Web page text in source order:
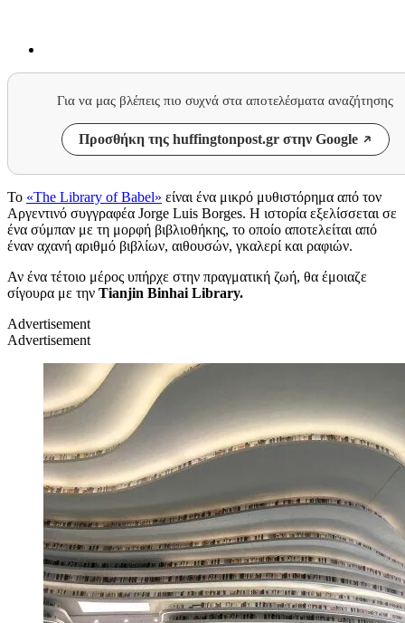
Για να μας βλέπεις πιο συχνά στα αποτελέσματα αναζήτησης
Προσθήκη της huffingtonpost.gr στην Google
Το «The Library of Babel» είναι ένα μικρό μυθιστόρημα από τον
Αργεντινό συγγραφέα Jorge Luis Borges. Η ιστορία εξελίσσεται σε
ένα σύμπαν με τη μορφή βιβλιοθήκης, το οποίο αποτελείται από
έναν αχανή αριθμό βιβλίων, αιθουσών, γκαλερί και ραφιών.
Αν ένα τέτοιο μέρος υπήρχε στην πραγματική ζωή, θα έμοιαζε
σίγουρα με την Tianjin Binhai Library.
Advertisement
Advertisement